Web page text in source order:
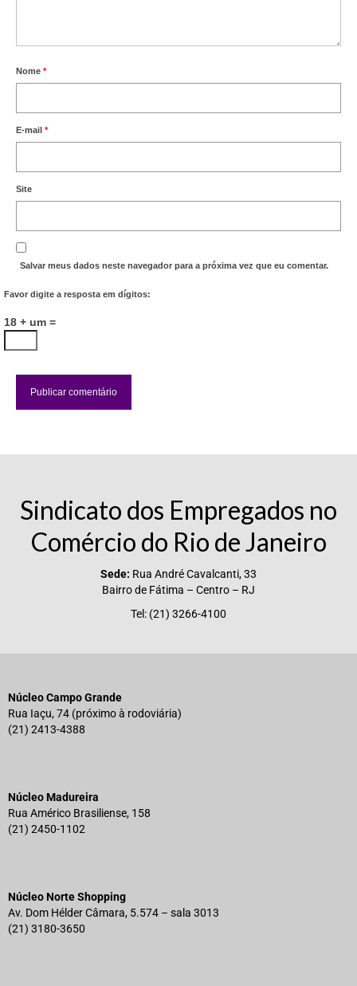
Seja um conveniado
COMUNICAÇÃO
PESQUISA 6×1
Nome *
E-mail *
Site
Salvar meus dados neste navegador para a próxima vez que eu comentar.
Favor digite a resposta em dígitos:
18 + um =
Sindicato dos Empregados no
Comércio do Rio de Janeiro
Sede: Rua André Cavalcanti, 33
Bairro de Fátima – Centro – RJ
Tel: (21) 3266-4100
Núcleo Campo Grande
Rua Iaçu, 74 (próximo à rodoviária)
(21) 2413-4388
Núcleo Madureira
Rua Américo Brasiliense, 158
(21) 2450-1102
Núcleo Norte Shopping
Av. Dom Hélder Câmara, 5.574 – sala 3013
(21) 3180-3650